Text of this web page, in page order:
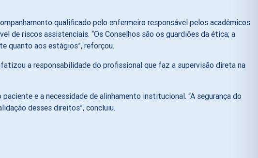
qualificado pelo enfermeiro responsável pelos acadêmicos
de riscos assistenciais. “Os Conselhos são os guardiões da ética; a
quanto aos estágios”, reforçou.
a responsabilidade do profissional que faz a supervisão direta na
e a necessidade de alinhamento institucional. “A segurança do
desses direitos”, concluiu.